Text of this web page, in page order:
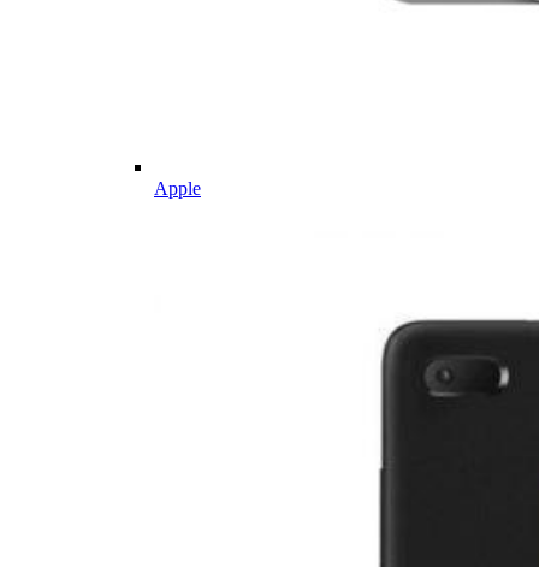
Apple